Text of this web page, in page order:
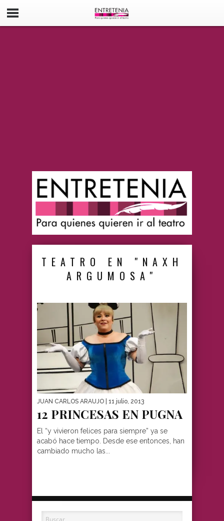
TEATRO EN "NAXH
ARGUMOSA"
JUAN CARLOS ARAUJO | 11 julio, 2013
12 PRINCESAS EN PUGNA
El “y vivieron felices para siempre” ya se
acabó hace tiempo. Desde ese entonces, han
cambiado mucho las...